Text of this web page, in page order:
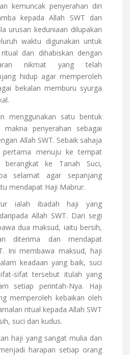
kemuncak penyerahan diri
kepada Allah SWT dan
urusan keduniaan dilupakan
waktu digunakan untuk
dan dihabiskan dengan
nikmat yang telah
hidup agar memperoleh
bekalan memburu syurga
menggunakan satu bentuk
penyerahan sebagai
Allah SWT. Sebaik sahaja
pertama menuju ke tempat
berangkat ke Tanah Suci,
selamat agar sepanjang
mendapat Haji Mabrur.
ialah ibadah haji yang
Allah SWT. Dari segi
dua maksud, iaitu bersih,
diterima dan mendapat
Ini membawa maksud, haji
keadaan yang baik, suci
sifat tersebut itulah yang
setiap perintah-Nya. Haji
memperoleh kebaikan oleh
ritual kepada Allah SWT
suci dan kudus.
haji yang sangat mulia dan
harapan setiap orang